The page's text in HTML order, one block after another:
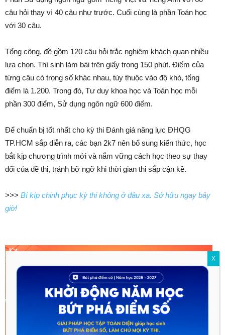
câu hỏi thay vì 40 câu như trước. Cuối cùng là phần Toán học
với 30 câu.
Tổng cộng, đề gồm 120 câu hỏi trắc nghiệm khách quan nhiều
lựa chọn. Thí sinh làm bài trên giấy trong 150 phút. Điểm của
từng câu có trọng số khác nhau, tùy thuộc vào độ khó, tổng
điểm là 1.200. Trong đó, Tư duy khoa học và Toán học mỗi
phần 300 điểm, Sử dụng ngôn ngữ 600 điểm.
Để chuẩn bị tốt nhất cho kỳ thi Đánh giá năng lực ĐHQG
TP.HCM sắp diễn ra, các bạn 2k7 nên bổ sung kiến thức, học
bắt kịp chương trình mới và nắm vững cách học theo sự thay
đổi của đề thi, tránh bỡ ngỡ khi thời gian thi sắp cận kề.
>>> Bí kíp chinh phục kỳ thi không ở đâu xa. Sở hữu ngay bây
giờ!
X